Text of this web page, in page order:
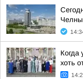
Челны
Когда
хоть